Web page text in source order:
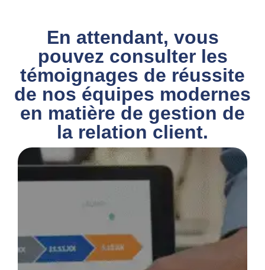
En attendant, vous
pouvez consulter les
témoignages de réussite
de nos équipes modernes
en matière de gestion de
la relation client.